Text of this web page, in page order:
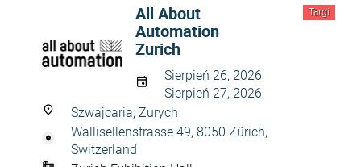
Targi
All About
Automation
Zurich
Sierpień 26, 2026
Sierpień 27, 2026
Szwajcaria, Zurych
Wallisellenstrasse 49, 8050 Zürich,
Switzerland